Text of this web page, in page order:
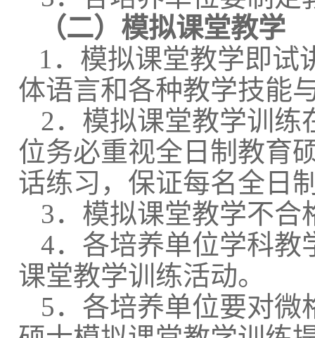
（二）模拟课堂教学
1． 模拟课堂教学即试
体语言和各种教学技能
2． 模拟课堂教学训练
位务必重视全日制教育
话练习，保证每名全日
3． 模拟课堂教学不合
4．各培养单位学科教
课堂教学训练活动。
5．各培养单位要对